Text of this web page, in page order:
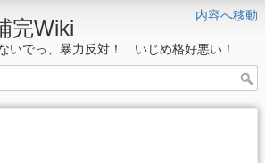
内容へ移動
完Wiki
いでっ、暴力反対！ いじめ格好悪い！